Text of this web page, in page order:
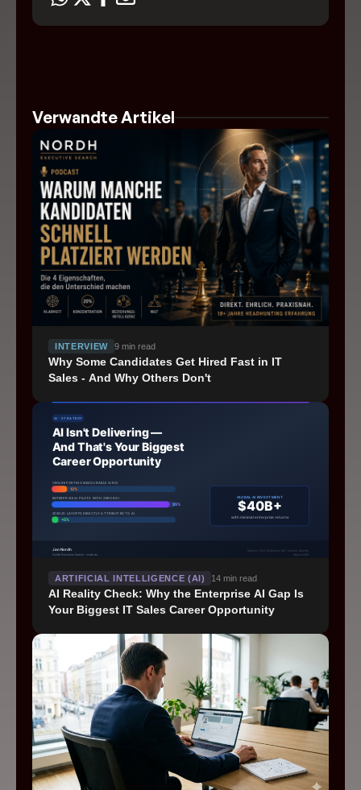
©2026nordh Executive Search
Verwandte Artikel
INTERVIEW 9min read
Why Some Candidates Get Hired Fast in IT
Sales - And Why Others Don't
ARTIFICIAL INTELLIGENCE (AI) 14 min read
AI Reality Check: Why the Enterprise AI Gap Is
Your Biggest IT Sales Career Opportunity